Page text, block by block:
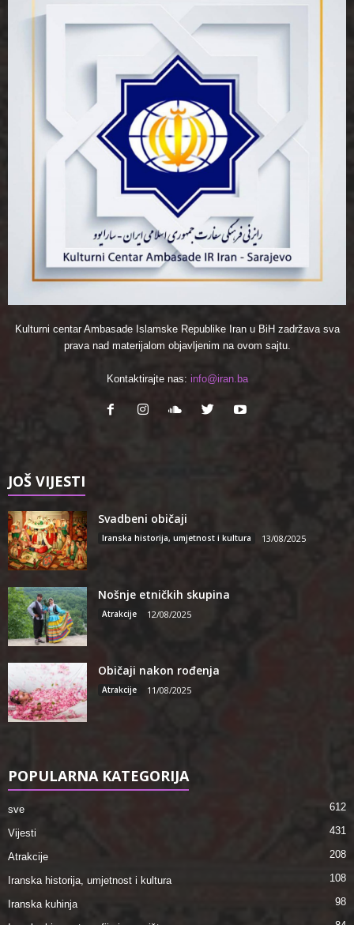
Kulturni centar Ambasade Islamske Republike Iran u BiH zadržava sva
prava nad materijalom objavljenim na ovom sajtu.
Kontaktirajte nas: info@iran.ba
JOŠ VIJESTI
Svadbeni običaji
Iranska historija, umjetnost i kultura 13/08/2025
Nošnje etničkih skupina
Atrakcije 12/08/2025
Običaji nakon rođenja
Atrakcije 11/08/2025
POPULARNA KATEGORIJA
sve 612
Vijesti 431
Atrakcije 208
Iranska historija, umjetnost i kultura 108
Iranska kuhinja 98